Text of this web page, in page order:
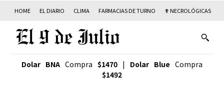
HOME EL DIARIO CLIMA FARMACIAS DE TURNO ✟ NECROLÓGICAS
Dolar BNA Compra $1470 | Dolar Blue Compra
$1492